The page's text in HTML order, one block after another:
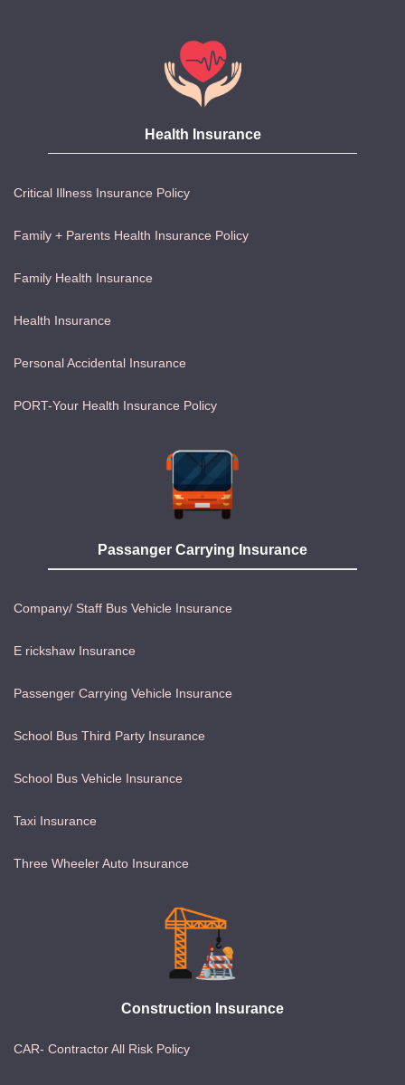
Health Insurance
Critical Illness Insurance Policy
Family + Parents Health Insurance Policy
Family Health Insurance
Health Insurance
Personal Accidental Insurance
PORT-Your Health Insurance Policy
Passanger Carrying Insurance
Company/ Staff Bus Vehicle Insurance
E rickshaw Insurance
Passenger Carrying Vehicle Insurance
School Bus Third Party Insurance
School Bus Vehicle Insurance
Taxi Insurance
Three Wheeler Auto Insurance
Construction Insurance
CAR- Contractor All Risk Policy